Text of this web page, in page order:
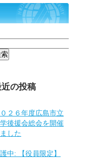
の投稿
０２６年度広島市立
後援会総会を開催
した
中: 【役員限定】